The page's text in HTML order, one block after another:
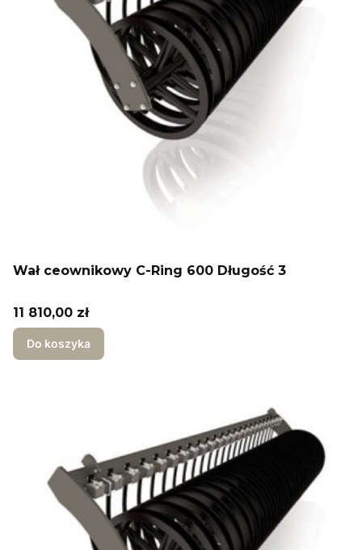
Wał ceownikowy C-Ring 600 Długość 3
Cena
11 810,00 zł
Do koszyka